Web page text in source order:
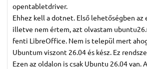
opentabletdriver.
Ehhez kell a dotnet. Első lehetőségben az
illetve nem értem, azt olvastam
fenti LibreOffice. Nem is települ mert
Ubuntum viszont 26.04 és kész. Ez
Ezen az oldalon is csak Ubuntu 26.04 van.